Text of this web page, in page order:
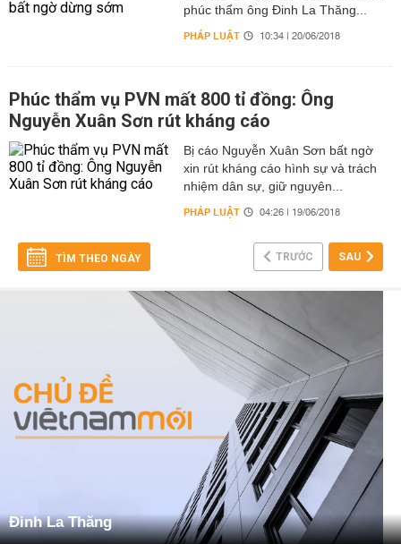
phúc thẩm ông Đinh La Thăng...
PHÁP LUẬT 10:34 | 20/06/2018
Phúc thẩm vụ PVN mất 800 tỉ đồng: Ông
Nguyễn Xuân Sơn rút kháng cáo
Bị cáo Nguyễn Xuân Sơn bất ngờ
xin rút kháng cáo hình sự và trách
nhiệm dân sự, giữ nguyên...
PHÁP LUẬT 04:26 | 19/06/2018
TÌM THEO NGÀY TRƯỚC SAU
Đinh La Thăng